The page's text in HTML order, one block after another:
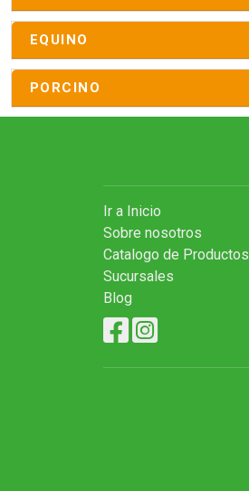
EQUINO
PORCINO
Ir a Inicio
Sobre nosotros
Catalogo de Productos
Sucursales
Blog